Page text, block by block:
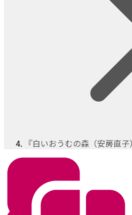
『白いおうむの森（安房直